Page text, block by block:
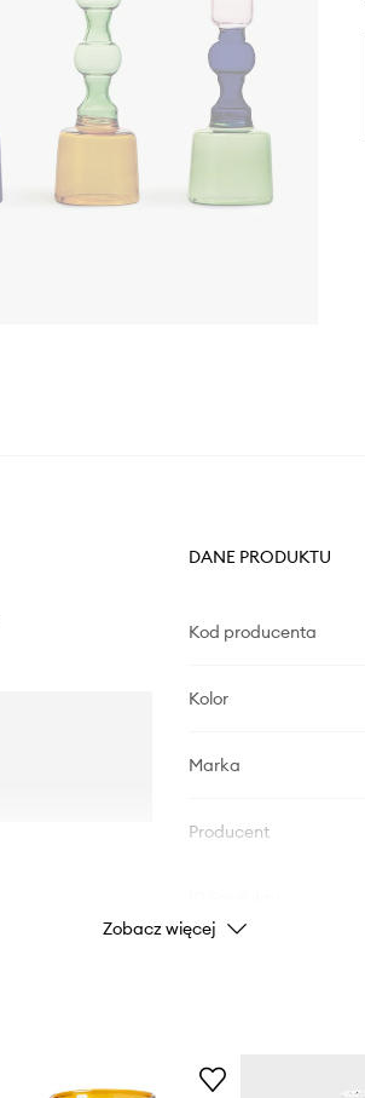
DANE PRODUKTU
Kod producenta
Kolor
Marka
Producent
Zobacz więcej